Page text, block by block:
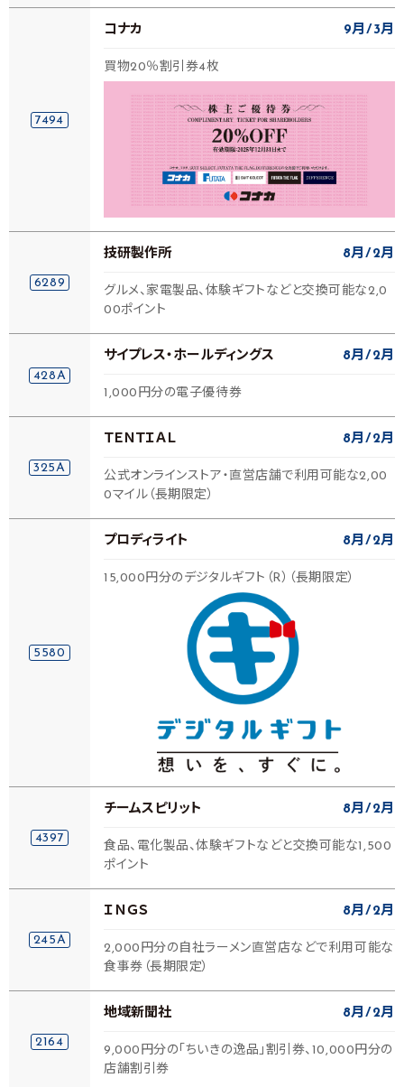
7494
コナカ 9月 3月
買物20％割引券4枚
6289
技研製作所 8月 2月
グルメ、家電製品、体験ギフトなどと交換可能な2,0
00ポイント
428A
サイプレス・ホールディングス 8月 2月
1,000円分の電子優待券
325A
ＴＥＮＴＩＡＬ 8月 2月
公式オンラインストア・直営店舗で利用可能な2,00
0マイル（長期限定）
5580
プロディライト 8月 2月
15,000円分のデジタルギフト（R）（長期限定）
4397
チームスピリット 8月 2月
食品、電化製品、体験ギフトなどと交換可能な1,500
ポイント
245A
ＩＮＧＳ 8月 2月
2,000円分の自社ラーメン直営店などで利用可能な
食事券（長期限定）
2164
地域新聞社 8月 2月
9,000円分の「ちいきの逸品」割引券、10,000円分の
店舗割引券